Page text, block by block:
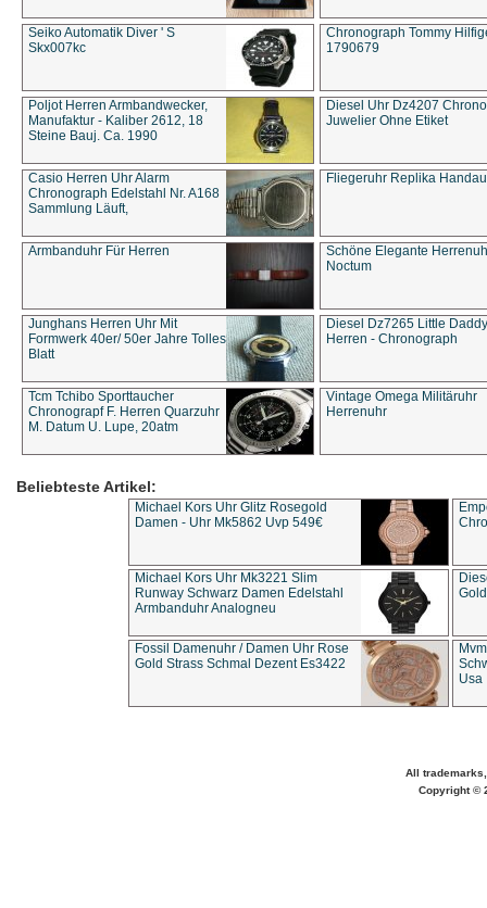
Seiko Automatik Diver ' S
Skx007kc
Chronograph Tommy
1790679
Poljot Herren Armbandwecker,
Manufaktur - Kaliber 2612, 18
Steine Bauj. Ca. 1990
Diesel Uhr Dz4207
Juwelier Ohne Etiket
Casio Herren Uhr Alarm
Chronograph Edelstahl Nr. A168
Sammlung Läuft,
Fliegeruhr Replika
Armbanduhr Für Herren
Schöne Elegante
Noctum
Junghans Herren Uhr Mit
Formwerk 40er/ 50er Jahre Tolles
Blatt
Diesel Dz7265 Little Daddy
Herren - Chronograph
Tcm Tchibo Sporttaucher
Chronograpf F. Herren Quarzuhr
M. Datum U. Lupe, 20atm
Vintage Omega Militäruhr
Herrenuhr
Beliebteste Artikel:
Michael Kors Uhr Glitz Rosegold
Damen - Uhr Mk5862 Uvp 549€
Michael Kors Uhr Mk3221 Slim
Runway Schwarz Damen Edelstahl
Armbanduhr Analogneu
Fossil Damenuhr / Damen Uhr Rose
Gold Strass Schmal Dezent Es3422
Usa
All
Copyright ©